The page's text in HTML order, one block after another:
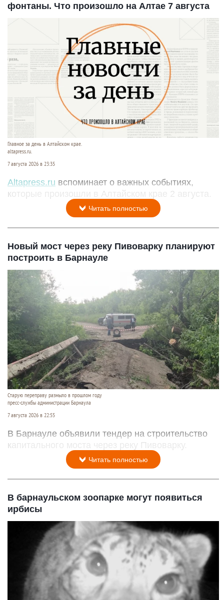
фонтаны. Что произошло на Алтае 7 августа
Главное за день в Алтайском крае.
altapress.ru.
7 августа 2026 в 23:35
Altapress.ru вспоминает о важных событиях,
которые произошли в Алтайском крае 2 августа.
Читать полностью
Новый мост через реку Пивоварку планируют
построить в Барнауле
Старую переправу размыло в прошлом году
пресс-службы администрации Барнаула
7 августа 2026 в 22:55
В Барнауле объявили тендер на строительство
капитального моста через реку Пивоварку.
Читать полностью
В барнаульском зоопарке могут появиться
ирбисы